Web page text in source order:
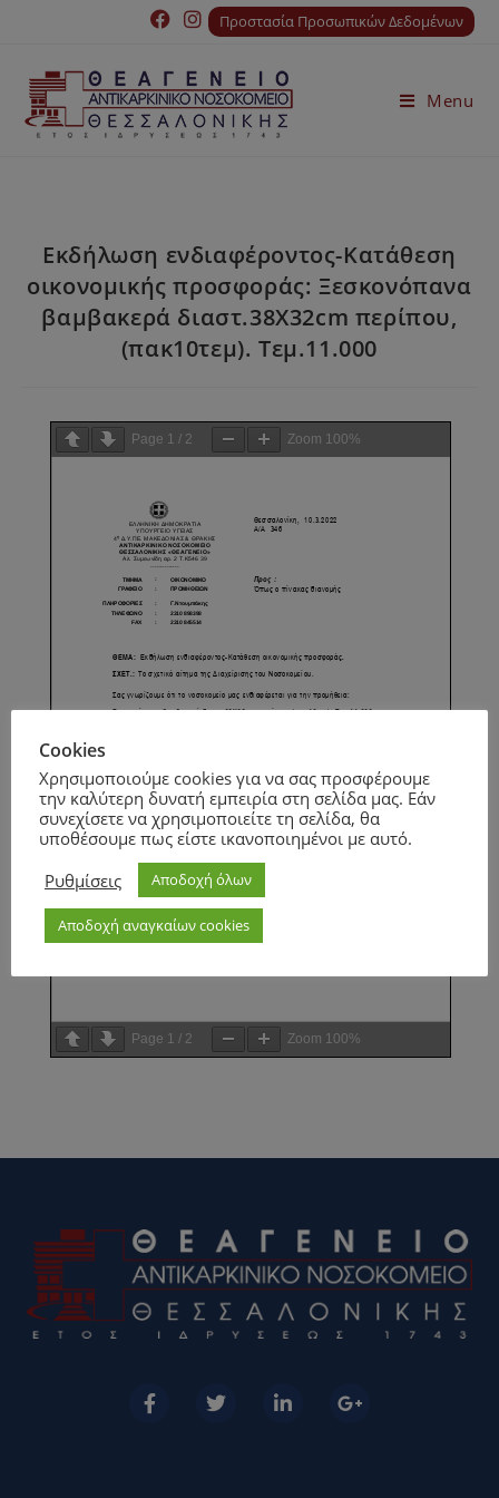
Προστασία Προσωπικών Δεδομένων
Menu
Εκδήλωση ενδιαφέροντος-Κατάθεση
οικονομικής προσφοράς: Ξεσκονόπανα
βαμβακερά διαστ.38Χ32cm περίπου,
(πακ10τεμ). Τεμ.11.000
Page 1 / 2 Zoom 100%
Page 1 / 2 Zoom 100%
Cookies
Χρησιμοποιούμε cookies για να σας προσφέρουμε
την καλύτερη δυνατή εμπειρία στη σελίδα μας. Εάν
συνεχίσετε να χρησιμοποιείτε τη σελίδα, θα
υποθέσουμε πως είστε ικανοποιημένοι με αυτό.
Ρυθμίσεις
Αποδοχή όλων
Αποδοχή αναγκαίων cookies